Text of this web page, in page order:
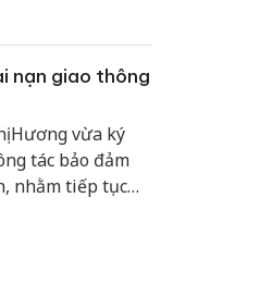
nạn giao thông
Hương vừa ký
tác bảo đảm
nhằm tiếp tục